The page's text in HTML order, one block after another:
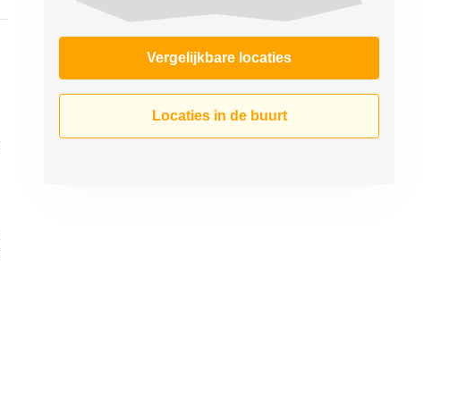
Vergelijkbare locaties
Locaties in de buurt